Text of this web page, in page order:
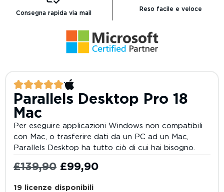
Consegna rapida via mail
Reso facile e veloce
Parallels Desktop Pro 18
Mac
Per eseguire applicazioni Windows non compatibili
con Mac, o trasferire dati da un PC ad un Mac,
Parallels Desktop ha tutto ciò di cui hai bisogno.
£139,90 £99,90
19 licenze disponibili